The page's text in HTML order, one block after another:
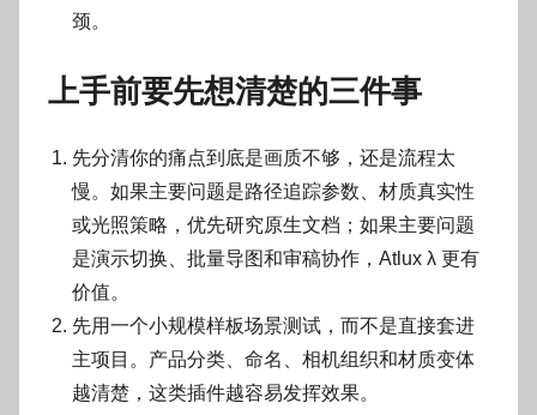
颈。
上手前要先想清楚的三件事
先分清你的痛点到底是画质不够，还是流程太
慢。如果主要问题是路径追踪参数、材质真实性
或光照策略，优先研究原生文档；如果主要问题
是演示切换、批量导图和审稿协作，Atlux λ 更有
价值。
先用一个小规模样板场景测试，而不是直接套进
主项目。产品分类、命名、相机组织和材质变体
越清楚，这类插件越容易发挥效果。